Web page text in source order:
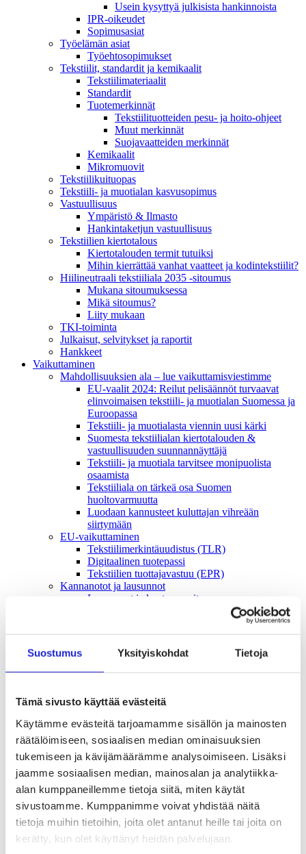
Suostumus Yksityiskohdat Tietoja
Tämä sivusto käyttää evästeitä
Käytämme evästeitä tarjoamamme sisällön ja mainosten
räätälöimiseen, sosiaalisen median ominaisuuksien
tukemiseen ja kävijämäärämme analysoimiseen. Lisäksi
jaamme sosiaalisen median, mainosalan ja analytiikka-
alan kumppaneillemme tietoja siitä, miten käytät
sivustoamme. Kumppanimme voivat yhdistää näitä
tietoja muihin tietoihin, joita olet antanut heille tai joita on
kerätty, kun olet käyttänyt heidän palvelujaan.
Usein kysyttyä julkisista hankinnoista
IPR-oikeudet
Sopimusasiat
Työelämän asiat
Työehto­sopimukset
Tekstiilit, standardit ja kemikaalit
Tekstiilimateriaalit
Standardit
Tuotemerkinnät
Tekstiilituotteiden pesu- ja hoito-ohjeet
Muut merkinnät
Suojavaatteiden merkinnät
Kemikaalit
Mikromuovit
Tekstiilikuitu­opas
Tekstiili- ja muotialan kasvusopimus
Vastuullisuus
Ympäristö & Ilmasto
Hankintaketjun vastuullisuus
Tekstiilien kiertotalous
Kiertotalouden termit tutuiksi
Mihin kierrättää vanhat vaatteet ja kodintekstiilit?
Hiilineutraali tekstiiliala 2035 -sitoumus
Mukana sitoumuksessa
Mikä sitoumus?
Liity mukaan
TKI-toiminta
Julkaisut, selvitykset ja raportit
Hankkeet
Vaikuttaminen
Mahdollisuuksien ala – lue vaikuttamis­viestimme
EU-vaalit 2024: Reilut pelisäännöt turvaavat
elinvoimaisen tekstiili- ja muotialan Suomessa ja
Euroopassa
Tekstiili- ja muotialasta viennin uusi kärki
Suomesta tekstiilialan kiertotalouden &
vastuullisuuden suunnannäyttäjä
Tekstiili- ja muotiala tarvitsee monipuolista
osaamista
Tekstiiliala on tärkeä osa Suomen
huoltovarmuutta
Luodaan kannusteet kuluttajan vihreään
siirtymään
EU-vaikuttaminen
Tekstiilimerkintäuudistus (TLR)
Digitaalinen tuotepassi
Tekstiilien tuottajavastuu (EPR)
Kannanotot ja lausunnot
Lausunnot ja kantapaperit
Työelämä-vaikuttajaryhmä
Yritysvastuu, kiertotalous ja toimivat markkinat -
vaikuttajaryhmä
Kansainvälinen liiketoiminta ja rahoitus -
Julkiset hankinnat ja huoltovarmuus -
vaikuttajaryhmä
Kestävä tuotepolitiikka​ -vaikuttajaryhmä
Osaaminen ja vetovoima -vaikuttajaryhmä
Tule jäseneksi
Suomen Tekstiili & Muodin jäsenyysmuodot
Liity varsinaiseksi jäseneksi
Liity startup-jäseneksi
Liity kumppani­jäseneksi
Suomen Tekstiili & Muoti
Liiton hallitus
Liiton henkilöstö & yhteystiedot
Liiton strategia